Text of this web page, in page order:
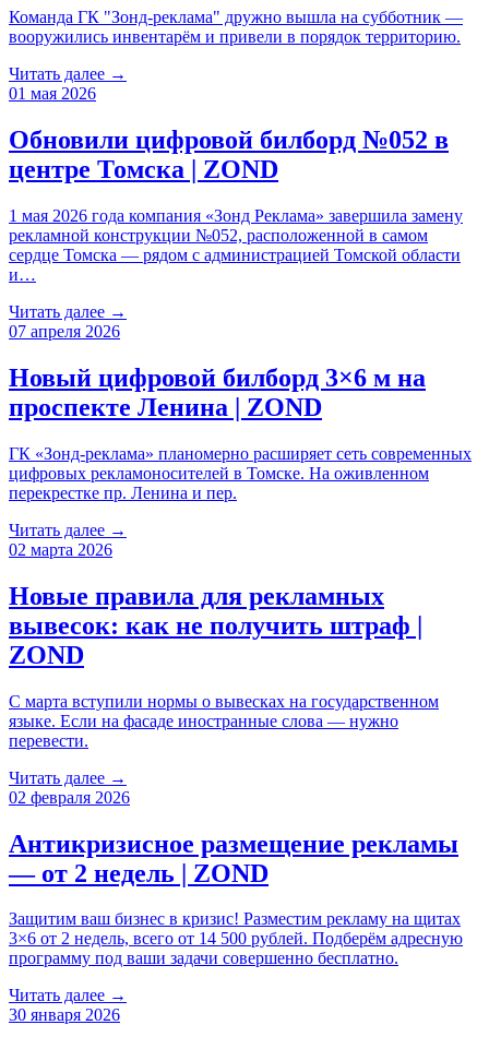
Команда ГК "Зонд-реклама" дружно вышла на субботник —
вооружились инвентарём и привели в порядок территорию.
Читать далее →
01 мая 2026
Обновили цифровой билборд №052 в
центре Томска | ZOND
1 мая 2026 года компания «Зонд Реклама» завершила замену
рекламной конструкции №052, расположенной в самом
сердце Томска — рядом с администрацией Томской области
и…
Читать далее →
07 апреля 2026
Новый цифровой билборд 3×6 м на
проспекте Ленина | ZOND
ГК «Зонд-реклама» планомерно расширяет сеть современных
цифровых рекламоносителей в Томске. На оживленном
перекрестке пр. Ленина и пер.
Читать далее →
02 марта 2026
Новые правила для рекламных
вывесок: как не получить штраф |
ZOND
С марта вступили нормы о вывесках на государственном
языке. Если на фасаде иностранные слова — нужно
перевести.
Читать далее →
02 февраля 2026
Антикризисное размещение рекламы
— от 2 недель | ZOND
Защитим ваш бизнес в кризис! Разместим рекламу на щитах
3×6 от 2 недель, всего от 14 500 рублей. Подберём адресную
программу под ваши задачи совершенно бесплатно.
Читать далее →
30 января 2026